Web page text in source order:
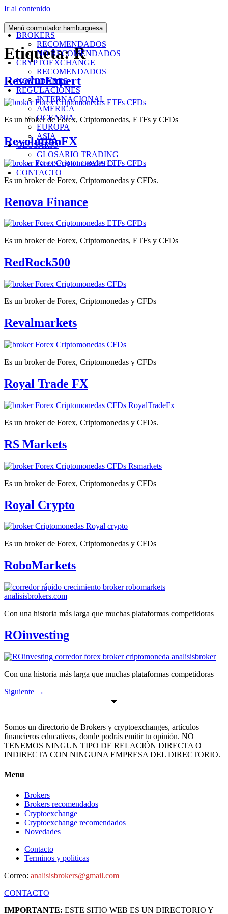
Ir al contenido
BROKERS
RECOMENDADOS
NO RECOMENDADOS
CRYPTOEXCHANGE
RECOMENDADOS
NOVEDADES
REGULACIONES
INTERNACIONAL
AMERICA
OCEANIA
EUROPA
ASIA
GLOSARIO
GLOSARIO TRADING
GLOSARIO CRYPTO
CONTACTO
Menú conmutador hamburguesa
Etiqueta:R
RevolutExpert
Es un broker de Forex, Criptomonedas, ETFs y CFDs
RevolutionFX
Es un broker de Forex, Criptomonedas y CFDs.
Renova Finance
Es un broker de Forex, Criptomonedas, ETFs y CFDs
RedRock500
Es un broker de Forex, Criptomonedas y CFDs
Revalmarkets
Es un broker de Forex, Criptomonedas y CFDs
Royal Trade FX
Es un broker de Forex, Criptomonedas y CFDs.
RS Markets
Es un broker de Forex, Criptomonedas y CFDs
Royal Crypto
Es un broker de Forex, Criptomonedas y CFDs
RoboMarkets
Con una historia más larga que muchas plataformas competidoras
ROinvesting
Con una historia más larga que muchas plataformas competidoras
Siguiente →
Somos un directorio de Brokers y cryptoexchanges, artículos
financieros educativos, donde podrás emitir tu opinión. NO
TENEMOS NINGUN TIPO DE RELACIÓN DIRECTA O
INDIRECTA CON NINGUNA EMPRESA DEL DIRECTORIO.
Menu
Brokers
Brokers recomendados
Cryptoexchange
Cryptoexchange recomendados
Novedades
Contacto
Terminos y politicas
Correo: analisisbrokers@gmail.com
CONTACTO
IMPORTANTE: ESTE SITIO WEB ES UN DIRECTORIO Y